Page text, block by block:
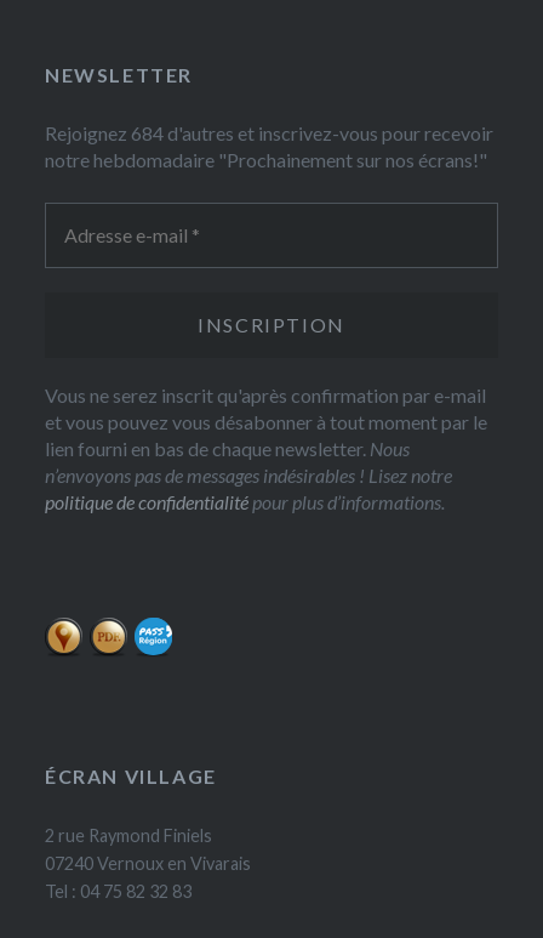
NEWSLETTER
Rejoignez 684 d'autres et inscrivez-vous pour recevoir
notre hebdomadaire "Prochainement sur nos écrans!"
Vous ne serez inscrit qu'après confirmation par e-mail
et vous pouvez vous désabonner à tout moment par le
lien fourni en bas de chaque newsletter. Nous
n’envoyons pas de messages indésirables ! Lisez notre
politique de confidentialité pour plus d’informations.
ÉCRAN VILLAGE
2 rue Raymond Finiels
07240 Vernoux en Vivarais
Tel : 04 75 82 32 83